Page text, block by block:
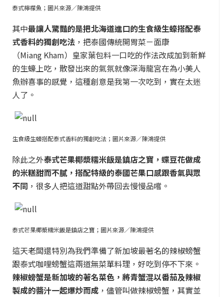
泰式檸檬魚；圖片來源／陳鴻提供
其中最讓人驚豔的是把北海道進口的生食級生蠔搭配泰
式香料的獨創吃法 ，把泰國傳統開胃菜－面康
（Miang Kham）皇家葉包料一口吃的作法改成加到新鮮
的生蠔上吃，散發出來的氣氛就像深海龍宮在為小美人
魚辦喜事的感覺，這種創意是我第一次吃到，實在太迷
人了。
生食級生蠔搭配泰式香料的獨創吃法；圖片來源／陳鴻提供
除此之外泰式芒果椰漿糯米飯是鎮店之寶，蝶豆花做成
的米糕甜而不膩，搭配特級的泰國芒果口感跟香氣與眾
不同 ，很多人把這道甜點外帶回去慢慢品嚐。
泰式芒果椰漿糯米飯是鎮店之寶；圖片來源／陳鴻提供
這天老闆還特別為我們準備了新加坡最著名的辣椒螃蟹
跟泰式咖哩螃蟹這兩道無菜單料理，好吃到停不下來。
辣椒螃蟹是新加坡的著名菜色，將青蟹混以番茄及辣椒
製成的醬汁一起爆炒而成 ，儘管叫做辣椒螃蟹，其實並